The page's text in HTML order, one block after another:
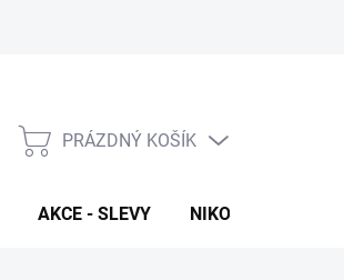
NÁKUPNÍ
PRÁZDNÝ KOŠÍK
AKCE - SLEVY NIKOTINOVÉ